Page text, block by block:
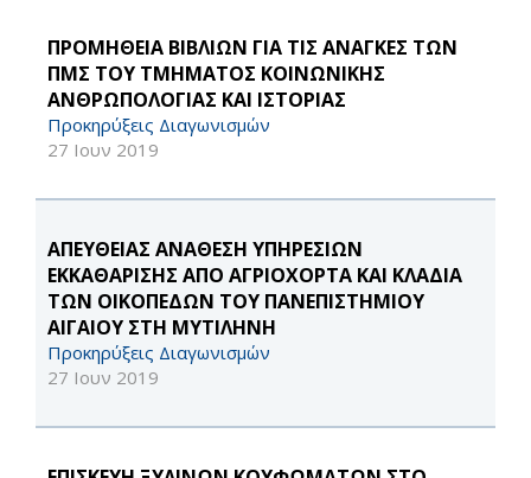
ΠΡΟΜΗΘΕΙΑ ΒΙΒΛΙΩΝ ΓΙΑ ΤΙΣ ΑΝΑΓΚΕΣ ΤΩΝ
ΠΜΣ ΤΟΥ ΤΜΗΜΑΤΟΣ ΚΟΙΝΩΝΙΚΗΣ
ΑΝΘΡΩΠΟΛΟΓΙΑΣ ΚΑΙ ΙΣΤΟΡΙΑΣ
Προκηρύξεις Διαγωνισμών
27 Ιουν 2019
ΑΠΕΥΘΕΙΑΣ ΑΝΑΘΕΣΗ ΥΠΗΡΕΣΙΩΝ
ΕΚΚΑΘΑΡΙΣΗΣ ΑΠΟ ΑΓΡΙΟΧΟΡΤΑ ΚΑΙ ΚΛΑΔΙΑ
ΤΩΝ ΟΙΚΟΠΕΔΩΝ ΤΟΥ ΠΑΝΕΠΙΣΤΗΜΙΟΥ
ΑΙΓΑΙΟΥ ΣΤΗ ΜΥΤΙΛΗΝΗ
Προκηρύξεις Διαγωνισμών
27 Ιουν 2019